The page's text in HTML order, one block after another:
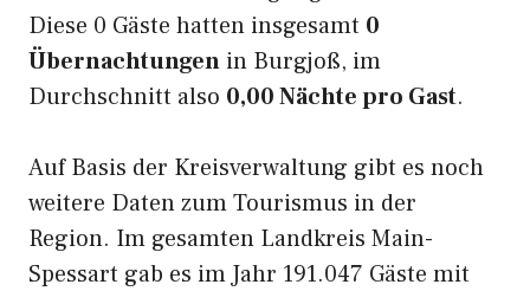
Diese 0 Gäste hatten insgesamt 0
Übernachtungen in Burgjoß, im
Durchschnitt also 0,00 Nächte pro Gast.
Auf Basis der Kreisverwaltung gibt es noch
weitere Daten zum Tourismus in der
Region. Im gesamten Landkreis Main-
Spessart gab es im Jahr 191.047 Gäste mit